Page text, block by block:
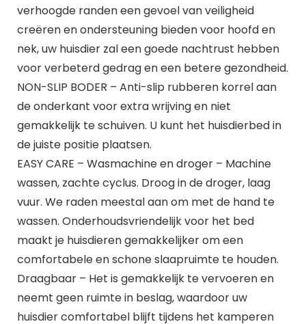
verhoogde randen een gevoel van veiligheid
creëren en ondersteuning bieden voor hoofd en
nek, uw huisdier zal een goede nachtrust hebben
voor verbeterd gedrag en een betere gezondheid.
NON-SLIP BODER – Anti-slip rubberen korrel aan
de onderkant voor extra wrijving en niet
gemakkelijk te schuiven. U kunt het huisdierbed in
de juiste positie plaatsen.
EASY CARE – Wasmachine en droger – Machine
wassen, zachte cyclus. Droog in de droger, laag
vuur. We raden meestal aan om met de hand te
wassen. Onderhoudsvriendelijk voor het bed
maakt je huisdieren gemakkelijker om een
comfortabele en schone slaapruimte te houden.
Draagbaar – Het is gemakkelijk te vervoeren en
neemt geen ruimte in beslag, waardoor uw
huisdier comfortabel blijft tijdens het kamperen